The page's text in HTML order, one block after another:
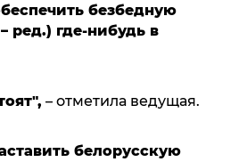
безбедную
где-нибудь в
– отметила ведущая.
белорусскую